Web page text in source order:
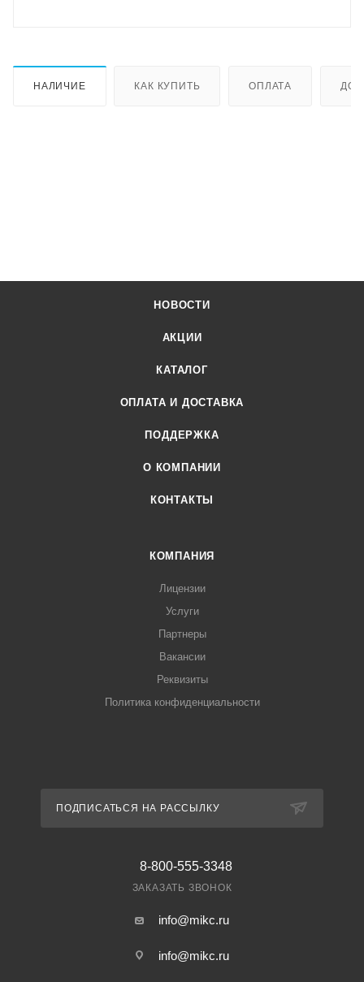
НАЛИЧИЕ КАК КУПИТЬ ОПЛАТА
НОВОСТИ
АКЦИИ
КАТАЛОГ
ОПЛАТА И ДОСТАВКА
ПОДДЕРЖКА
О КОМПАНИИ
КОНТАКТЫ
КОМПАНИЯ
Лицензии
Услуги
Партнеры
Вакансии
Реквизиты
Политика конфиденциальности
ПОДПИСАТЬСЯ НА РАССЫЛКУ
8-800-555-3348
ЗАКАЗАТЬ ЗВОНОК
info@mikc.ru
info@mikc.ru